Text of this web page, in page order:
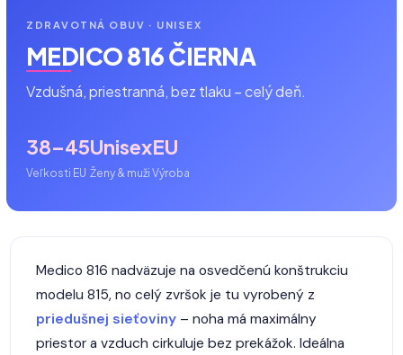
ZDRAVOTNÁ OBUV · UNISEX
MEDICO 816 ČIERNA
Vzdušná, priestranná, bez tlaku – celý deň.
38–45
Veľkosti EU
Unisex
Ženy & muži
EU
Výroba
Medico 816 nadväzuje na osvedčenú konštrukciu
modelu 815, no celý zvršok je tu vyrobený z
priedušnej sieťoviny – noha má maximálny
priestor a vzduch cirkuluje bez prekážok. Ideálna